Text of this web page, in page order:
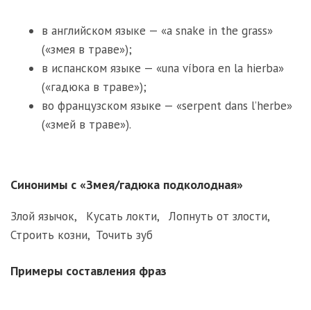
в английском языке — «a snake in the grass»
(«змея в траве»);
в испанском языке — «una víbora en la hierba»
(«гадюка в траве»);
во французском языке — «serpent dans l’herbe»
(«змей в траве»).
Синонимы с «Змея/гадюка подколодная»
Злой язычок, Кусать локти, Лопнуть от злости,
Строить козни, Точить зуб
Примеры составления фраз